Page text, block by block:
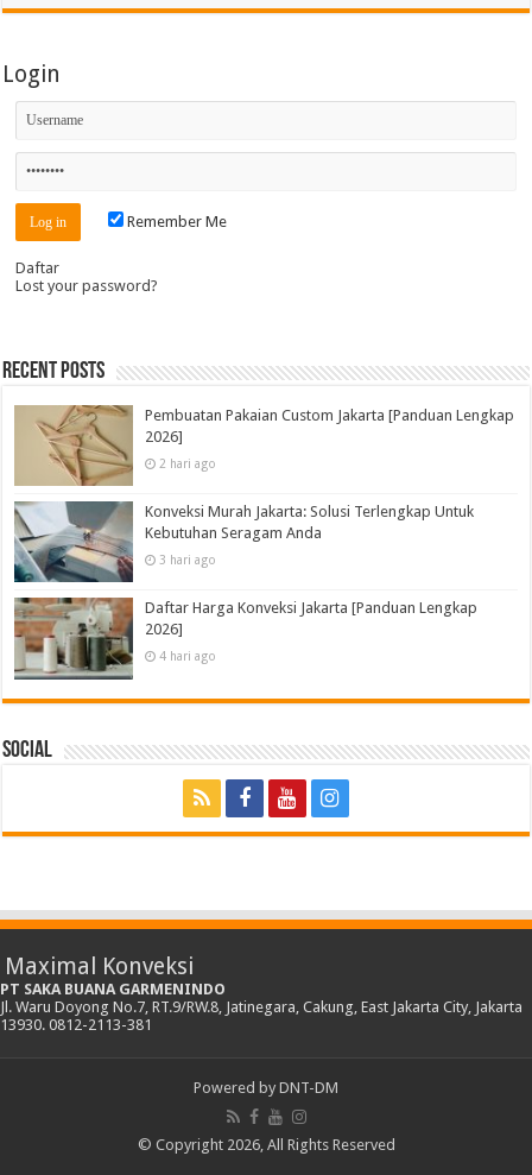
Login
Remember Me
Daftar
Lost your password?
Recent Posts
Pembuatan Pakaian Custom Jakarta [Panduan Lengkap
2026]
2 hari ago
Konveksi Murah Jakarta: Solusi Terlengkap Untuk
Kebutuhan Seragam Anda
3 hari ago
Daftar Harga Konveksi Jakarta [Panduan Lengkap
2026]
4 hari ago
Social
Maximal Konveksi
PT SAKA BUANA GARMENINDO
Jl. Waru Doyong No.7, RT.9/RW.8, Jatinegara, Cakung, East Jakarta City, Jakarta
13930. 0812-2113-381
Powered by DNT-DM
© Copyright 2026, All Rights Reserved